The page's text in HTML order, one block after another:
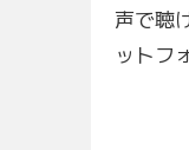
声で聴
ットフ